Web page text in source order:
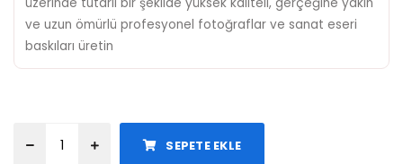
ve uzun ömürlü profesyonel fotoğraflar ve sanat eseri
baskıları üretin
SEPETE EKLE